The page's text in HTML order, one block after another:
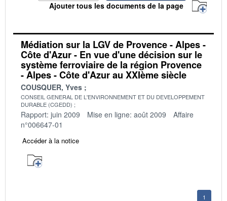
Ajouter tous les documents de la page
Médiation sur la LGV de Provence - Alpes -
Côte d'Azur - En vue d'une décision sur le
système ferroviaire de la région Provence
- Alpes - Côte d'Azur au XXIème siècle
COUSQUER, Yves
CONSEIL GENERAL DE L'ENVIRONNEMENT ET DU DEVELOPPEMENT
DURABLE (CGEDD)
Rapport: juin 2009 Mise en ligne: août 2009
Affaire
n°006647-01
Accéder à la notice
1